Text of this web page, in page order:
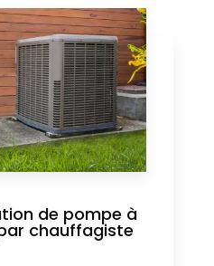
de pompe à
chauffagiste